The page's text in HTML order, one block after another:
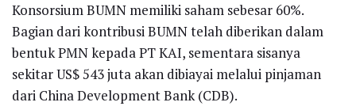
Konsorsium BUMN memiliki saham sebesar 60%.
Bagian dari kontribusi BUMN telah diberikan dalam
bentuk PMN kepada PT KAI, sementara sisanya
sekitar US$ 543 juta akan dibiayai melalui pinjaman
dari China Development Bank (CDB).